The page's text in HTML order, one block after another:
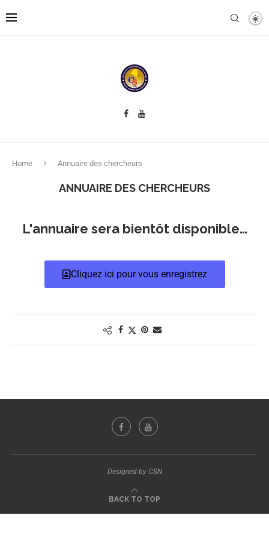
Home Annuaire des chercheurs
ANNUAIRE DES CHERCHEURS
L'annuaire sera bientôt disponible…
Cliquez ici pour vous enregistrez
Designed by CSN
BACK TO TOP